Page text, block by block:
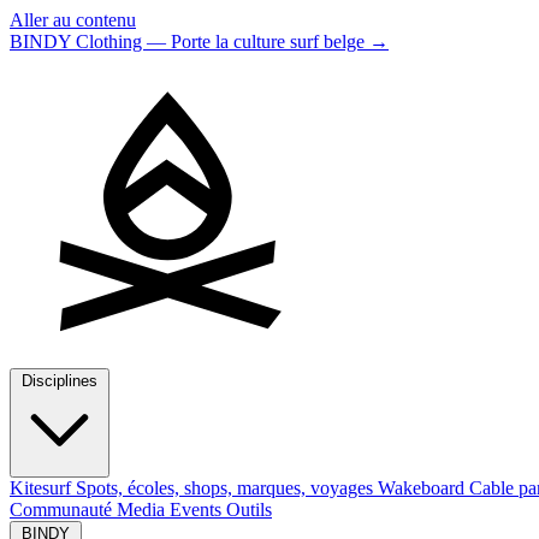
Aller au contenu
BINDY Clothing — Porte la culture surf belge →
Kitesurf Spots, écoles, shops, marques, voyages Wakeboard Cable
Communauté Media Events Outils